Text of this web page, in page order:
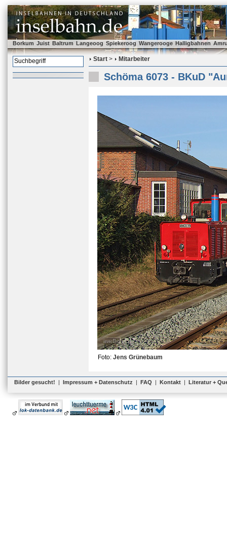
Borkum Juist Baltrum Langeoog Spiekeroog Wangerooge Halligbahnen
Start > Mitarbeiter
Schöma 6073 - BKuD
Foto: Jens Grünebaum
Bilder gesucht! | Impressum + Datenschutz | FAQ | Kontakt | Literatur +